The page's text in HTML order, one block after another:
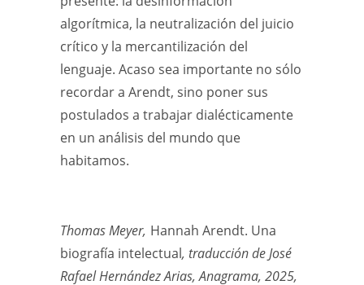
algorítmica, la neutralización del juicio
crítico y la mercantilización del
lenguaje. Acaso sea importante no sólo
recordar a Arendt, sino poner sus
postulados a trabajar dialécticamente
en un análisis del mundo que
habitamos.
Thomas Meyer, Hannah Arendt. Una
biografía intelectual, traducción de José
Rafael Hernández Arias, Anagrama, 2025,